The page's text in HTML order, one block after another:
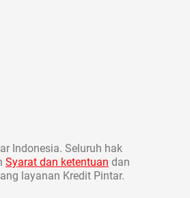
Indonesia. Seluruh hak
Syarat dan ketentuan dan
layanan Kredit Pintar.